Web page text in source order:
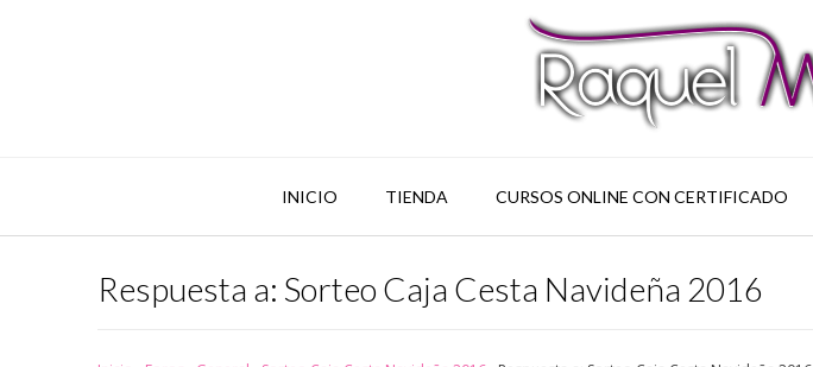
INICIO TIENDA CURSOS ONLINE CON CERTIFICADO
Respuesta a: Sorteo Caja Cesta Navideña 2016